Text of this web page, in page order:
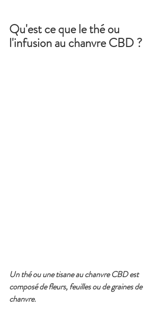
Qu'est ce que le thé ou
l'infusion au chanvre CBD ?
Un thé ou une tisane au chanvre CBD est
composé de fleurs, feuilles ou de graines de
chanvre.